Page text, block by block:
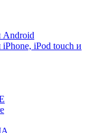
Android
iPod touch и